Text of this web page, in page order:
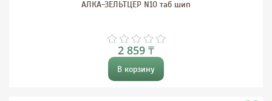
АЛКА-ЗЕЛЬТЦЕР N10 таб шип
2 859 ₸
В корзину